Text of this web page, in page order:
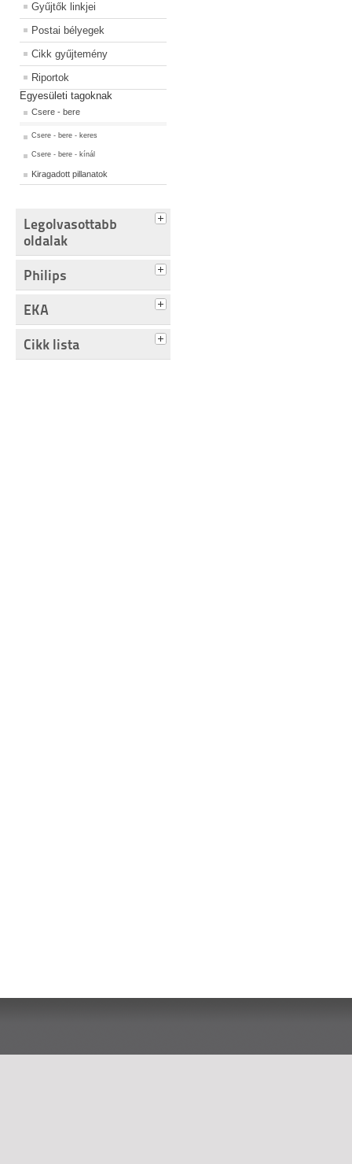
Gyűjtők linkjei
Postai bélyegek
Cikk gyűjtemény
Riportok
Egyesületi tagoknak
Csere - bere
Csere - bere - keres
Csere - bere - kínál
Kiragadott pillanatok
Legolvasottabb
oldalak
Philips
EKA
Cikk lista